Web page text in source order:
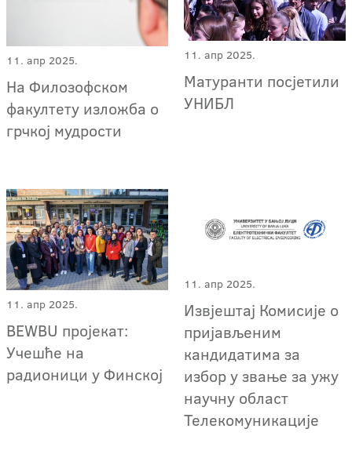
11. апр 2025.
На Филозофском
факултету изложба о
грчкој мудрости
11. апр 2025.
Матуранти посјетили
УНИБЛ
11. апр 2025.
BEWBU пројекат:
Учешће на
радионици у Финској
11. апр 2025.
Извјештај Комисије о
пријављеним
кандидатима за
избор у звање за ужу
научну област
Телекомуникације